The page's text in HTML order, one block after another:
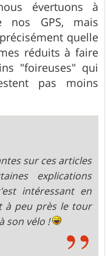
évertuons à
nos GPS, mais
quelle
réduits à faire
"foireuses" qui
pas moins
sur ces articles
explications
intéressant en
à peu près le tour
son vélo !